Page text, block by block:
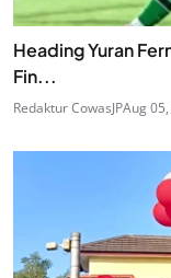
Heading Yuran
Fin...
Redaktur CowasJPAug